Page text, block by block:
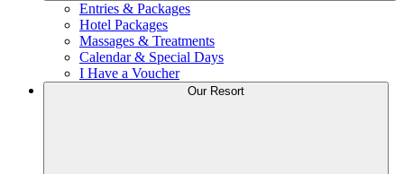
Entries & Packages
Hotel Packages
Massages & Treatments
Calendar & Special Days
I Have a Voucher
Our Resort